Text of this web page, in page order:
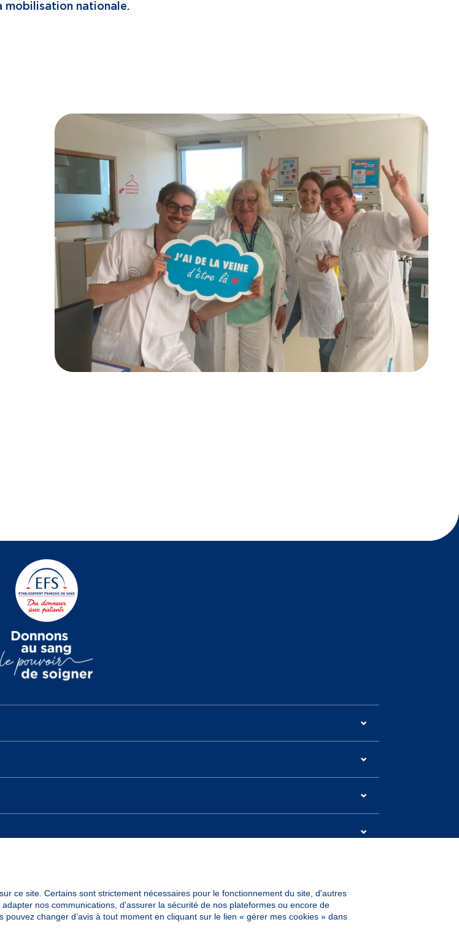
mobilisation nationale.
ce site. Certains sont strictement nécessaires pour le fonctionnement du site, d'autres
nos communications, d'assurer la sécurité de nos plateformes ou encore de
changer d’avis à tout moment en cliquant sur le lien « gérer mes cookies » dans